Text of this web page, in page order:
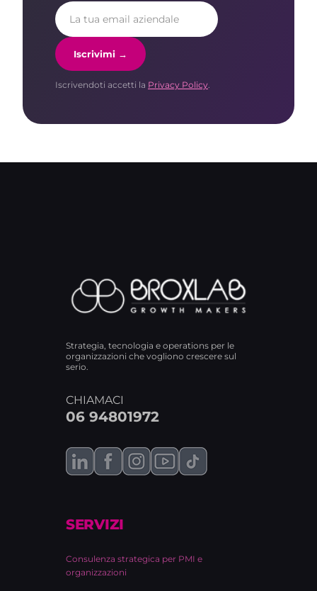
Iscrivimi →
Iscrivendoti accetti la Privacy Policy.
Strategia, tecnologia e operations per le
organizzazioni che vogliono crescere sul
serio.
CHIAMACI
06 94801972
SERVIZI
Consulenza strategica per PMI e
organizzazioni